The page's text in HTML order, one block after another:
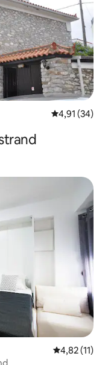
Gemiddelde
4,91 (34)
Gemiddelde
4,82 (11)